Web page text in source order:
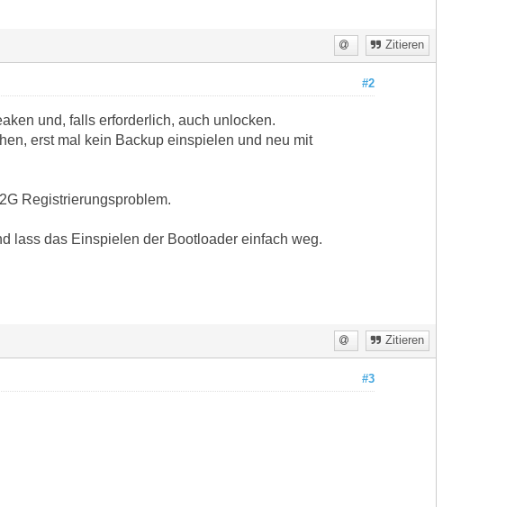
Zitieren
#2
und, falls erforderlich, auch unlocken.
erst mal kein Backup einspielen und neu mit
Registrierungsproblem.
lass das Einspielen der Bootloader einfach weg.
Zitieren
#3